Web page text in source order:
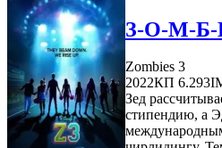
З-О-М-Б-
Zombies 3
2022КП 6.293
Зед
стипендию, а